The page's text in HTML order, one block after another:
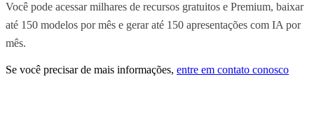
Você pode acessar milhares de recursos gratuitos e Premium, baixar
até 150 modelos por mês e gerar até 150 apresentações com IA por
mês.
Se você precisar de mais informações, entre em contato conosco